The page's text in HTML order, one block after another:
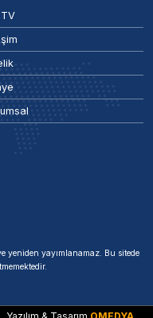
yeniden yayımlanamaz. Bu sitede